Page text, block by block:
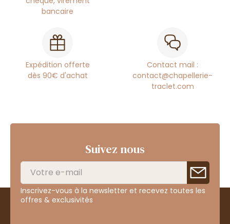
bancaire
Expédition offerte
dès 90€ d'achat
Contact mail :
contact@chapellerie-
traclet.com
Suivez nous
Inscrivez-vous à la newsletter et recevez toutes les
offres & exclusivités